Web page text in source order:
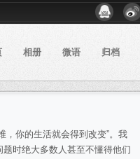
相册 微语 归档
你的生活就会得到改变”。我
时绝大多数人甚至不懂得他们